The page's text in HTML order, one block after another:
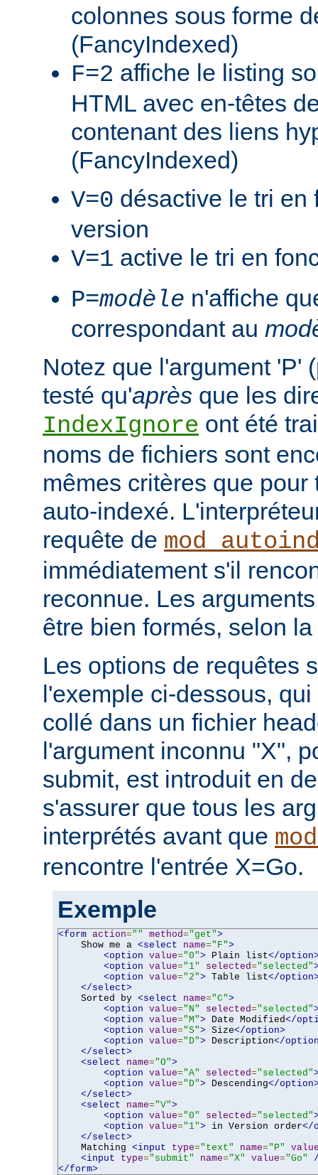
colonnes sous forme
(FancyIndexed)
F=2 affiche le listing
HTML avec en-têtes
contenant des liens
(FancyIndexed)
V=0 désactive le tri en
version
V=1 active le tri en
P=modèle n'affiche
correspondant au
Notez que l'argument 'P'
testé qu'après que les
IndexIgnore ont été
noms de fichiers sont
mêmes critères que pour
auto-indexé.
requête de
immédiatement s'il
reconnue. Les
être bien formés, selon
Les options de requêtes
l'exemple ci-dessous,
collé dans un fichier
l'argument inconnu "X",
submit, est introduit en
s'assurer que tous les
interprétés avant que
rencontre l'entrée X=Go.
Exemple
<form action="" method="get">
    Show me a
<select name="F">
<option value="0"> Plain list</
<option value="1" selected="selected"
<option value="2"> Table list</
</select>
    Sorted by
<select name="C">
<option value="N" selected="selected"
<option value="M"> Date Modified</
<option value="S"> Size</option>
<option value="D"> Description</
</select>
<select
name="O">
<option value="A" selected="selected"
<option value="D"> Descending</
</select>
<select
name="V">
<option value="0" selected="selected"
<option value="1"> in Version order</
</select>
    Matching
<input type="text" name="P"
<input
type="submit" name="X" value="Go"
</form>